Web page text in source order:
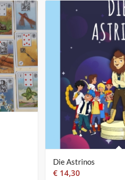
Die Astrinos
€14,30